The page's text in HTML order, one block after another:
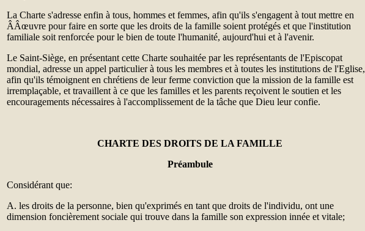
La Charte s'adresse enfin à tous, hommes et femmes, afin qu'ils s'engagent à tout mettre en
ÂÂœuvre pour faire en sorte que les droits de la famille soient protégés et que l'institution
familiale soit renforcée pour le bien de toute l'humanité, aujourd'hui et à l'avenir.
Le Saint-Siège, en présentant cette Charte souhaitée par les représentants de l'Episcopat
mondial, adresse un appel particulier à tous les membres et à toutes les institutions de l'Eglise,
afin qu'ils témoignent en chrétiens de leur ferme conviction que la mission de la famille est
irremplaçable, et travaillent à ce que les familles et les parents reçoivent le soutien et les
encouragements nécessaires à l'accomplissement de la tâche que Dieu leur confie.
CHARTE DES DROITS DE LA FAMILLE
Préambule
Considérant que:
A. les droits de la personne, bien qu'exprimés en tant que droits de l'individu, ont une
dimension foncièrement sociale qui trouve dans la famille son expression innée et vitale;